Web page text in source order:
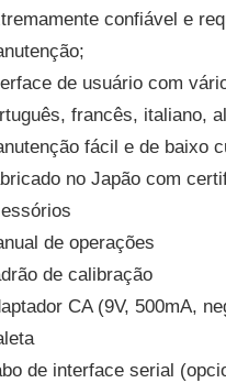
confiável e
de usuário com
francês, italiano,
fácil e de baixo
no Japão com
de operações
de calibração
CA (9V, 500mA,
de interface serial